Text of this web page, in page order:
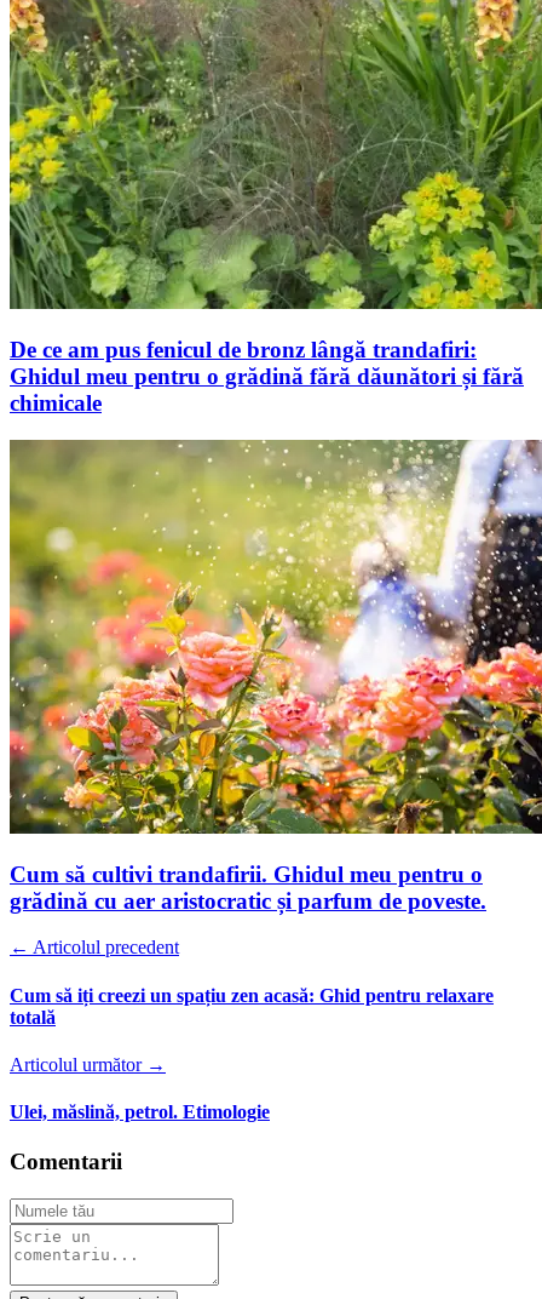
De ce am pus fenicul de bronz lângă trandafiri:
Ghidul meu pentru o grădină fără dăunători și fără
chimicale
Cum să cultivi trandafirii. Ghidul meu pentru o
grădină cu aer aristocratic și parfum de poveste.
← Articolul precedent
Cum să iți creezi un spațiu zen acasă: Ghid pentru relaxare
totală
Articolul următor →
Ulei, măslină, petrol. Etimologie
Comentarii